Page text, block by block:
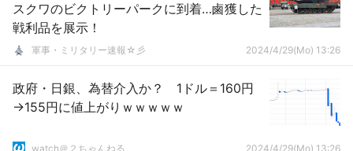
スクワのビクトリーパークに到着…鹵獲した
戦利品を展示！
軍事・ミリタリー速報☆彡 2024/4/29(Mo) 13:26
政府・日銀、為替介入か？ 1ドル＝160円
→155円に値上がりｗｗｗｗｗ
watch＠２ちゃんねる 2024/4/29(Mo) 13:26